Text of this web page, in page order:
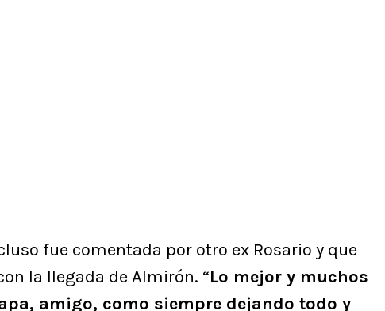
fue comentada por otro ex Rosario y que
la llegada de Almirón. “Lo mejor y muchos
amigo, como siempre dejando todo y